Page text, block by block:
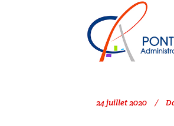
PONT-À-CELLES
L’ÉPIDÉMIE DU
24 juillet 2020